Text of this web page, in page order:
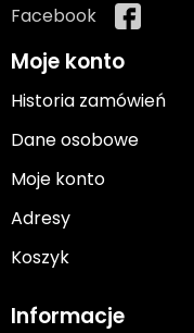
Facebook
Moje konto
Historia zamówień
Dane osobowe
Moje konto
Adresy
Koszyk
Informacje